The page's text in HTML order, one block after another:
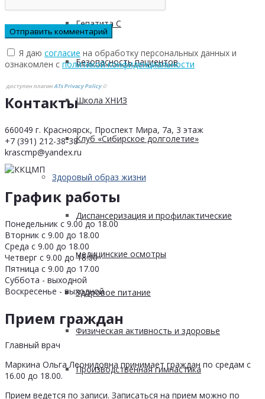
Гепатита С
Безопасность пациентов
Школа ХНИЗ
Клуб «Сибирское долголетие»
Здоровый образ жизни
Диспансеризация и профилактические
медицинские осмотры
Здоровое питание
Физическая активность и здоровье
Производственная гимнастика
Я даю согласие на обработку персональных данных и
ознакомлен с политикой конфиденциальности
доступен плагинATs Privacy Policy©
Контакты
660049 г. Красноярск, Проспект Мира, 7а, 3 этаж
+7 (391) 212-38-38
krascmp@yandex.ru
График работы
Понедельник с 9.00 до 18.00
Вторник с 9.00 до 18.00
Среда с 9.00 до 18.00
Четверг с 9.00 до 18.00
Пятница с 9.00 до 17.00
Суббота - выходной
Воскресенье - выходной
Прием граждан
Главный врач
Маркина Ольга Леонидовна принимает граждан по средам с
16.00 до 18.00.
Прием ведется по записи. Записаться на прием можно по